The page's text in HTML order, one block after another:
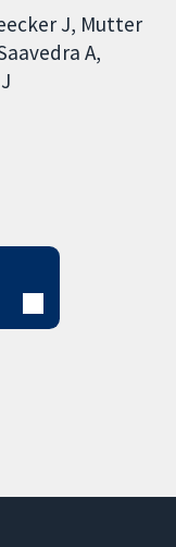
J Mutter
A